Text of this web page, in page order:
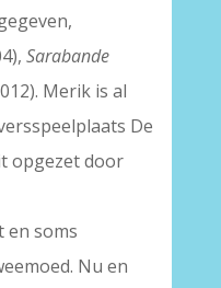
Sarabande
Merik is al
De
opgezet door
en soms
Nu en